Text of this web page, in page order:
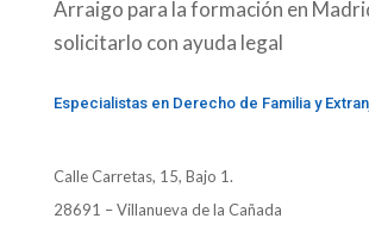
Arraigo para la formación en
solicitarlo con ayuda legal
Especialistas en Derecho de Familia y
Calle Carretas, 15, Bajo 1.
28691 – Villanueva de la Cañada